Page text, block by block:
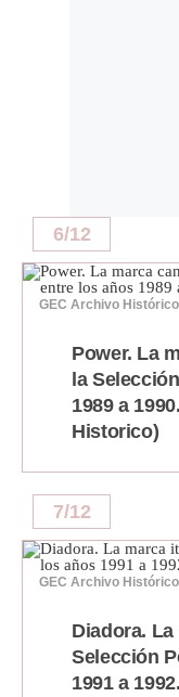
6/12
GEC Archivo Histórico
Power. La
la
1989 a
Historico)
7/12
GEC Archivo Histórico
Diadora.
Selección
1991 a